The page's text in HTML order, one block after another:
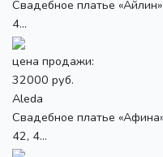
Свадебное платье
4...
цена продажи:
32000 руб.
Aleda
Свадебное платье
42, 4...